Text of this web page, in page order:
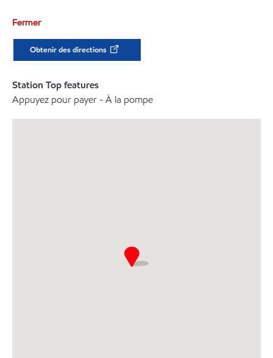
Fermer
Obtenir des directions
Station Top features
Appuyez pour payer - À la pompe